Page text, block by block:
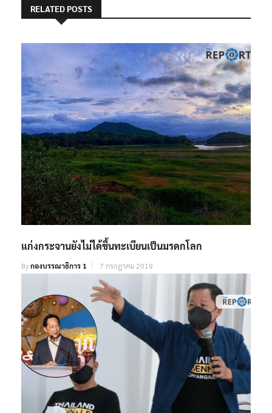
RELATED POSTS
แก่งกระจานยังไม่ได้ขึ้นทะเบียนเป็นมรดกโลก
Byกองบรรณาธิการ 1 7 กรกฎาคม 2019